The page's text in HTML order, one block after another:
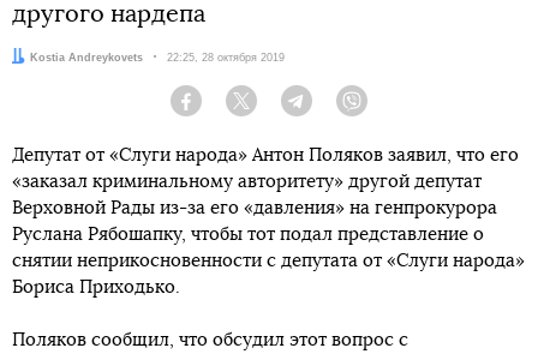
другого нардепа
Автор:Kostia Andreykovets Дата:
22:25, 28 октября 2019
Facebook Twitter Telegram
Депутат от «Слуги народа» Антон Поляков заявил, что его
«заказал криминальному авторитету» другой депутат
Верховной Рады из-за его «давления» на генпрокурора
Руслана Рябошапку, чтобы тот подал представление о
снятии неприкосновенности с депутата от «Слуги народа»
Бориса Приходько.
Поляков сообщил, что обсудил этот вопрос с